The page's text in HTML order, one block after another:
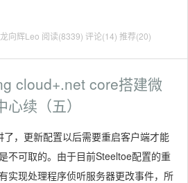
向辉Leo 阅读(8339) 评论(14) 推荐(20)
cloud+.net core搭建微
续（五）
，更新配置以后需要重启客户端才能
不可取的。由于目前Steeltoe配置的重
实现处理程序侦听服务器更改事件，所